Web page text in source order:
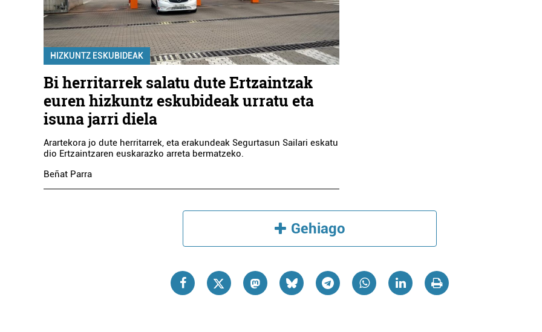
HIZKUNTZ ESKUBIDEAK
Bi herritarrek salatu dute Ertzaintzak
euren hizkuntz eskubideak urratu eta
isuna jarri diela
Arartekora jo dute herritarrek, eta erakundeak Segurtasun Sailari eskatu
dio Ertzaintzaren euskarazko arreta bermatzeko.
Beñat Parra
Gehiago